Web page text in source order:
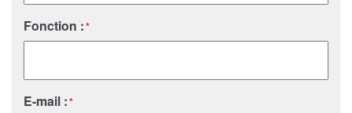
Fonction :*
E-mail :*